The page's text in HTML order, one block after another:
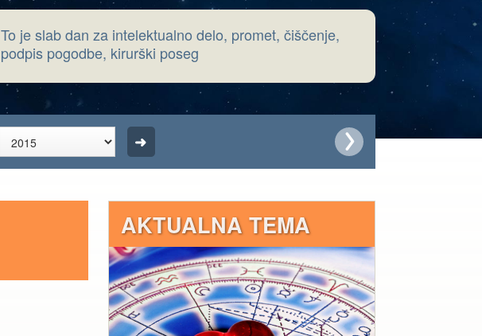
To je slab dan za intelektualno delo, promet, čiščenje,
podpis pogodbe, kirurški poseg
AKTUALNA TEMA